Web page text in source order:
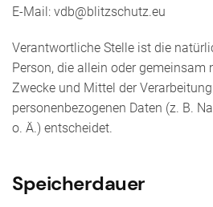
E-Mail: vdb@blitzschutz.eu
Verantwortliche Stelle ist die
Person, die allein oder gemeinsam
Zwecke und Mittel der
personenbezogenen Daten (z. B.
o. Ä.) entscheidet.
Speicherdauer